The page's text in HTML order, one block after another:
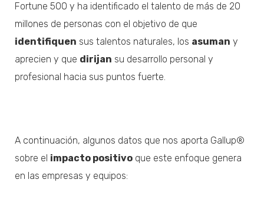
Fortune 500 y ha identificado el talento de más de 20
millones de personas con el objetivo de que
identifiquen sus talentos naturales, los asuman y
aprecien y que dirijan su desarrollo personal y
profesional hacia sus puntos fuerte.
A continuación, algunos datos que nos aporta Gallup®
sobre el impacto positivo que este enfoque genera
en las empresas y equipos: